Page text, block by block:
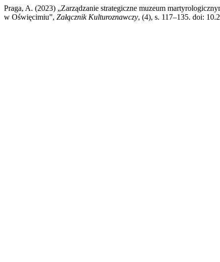
Praga, A. (2023) „Zarządzanie strategiczne muzeum
w Oświęcimiu”, Załącznik Kulturoznawczy, (4), s. 117–135. doi: